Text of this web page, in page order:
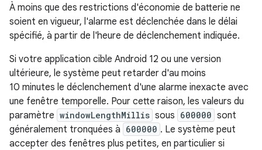
À moins que des restrictions d'économie de batterie ne
soient en vigueur, l'alarme est déclenchée dans le délai
spécifié, à partir de l'heure de déclenchement indiquée.
Si votre application cible Android 12 ou une version
ultérieure, le système peut retarder d'au moins
10 minutes le déclenchement d'une alarme inexacte avec
une fenêtre temporelle. Pour cette raison, les valeurs du
paramètre windowLengthMillis sous 600000 sont
généralement tronquées à 600000 . Le système peut
accepter des fenêtres plus petites, en particulier si